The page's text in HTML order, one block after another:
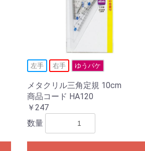
左手 右手 ゆうパケ
メタクリル三角定規 10cm
商品コード HA120
￥247
数量